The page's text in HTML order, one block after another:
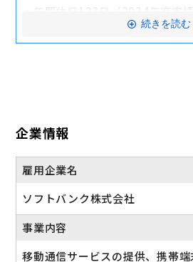
交通費全額支給
・年間休日123日（2024年度実績
・有給休暇：6か月勤務後11日付与
続きを読む
企業情報
雇用企業名
ソフトバンク株式会社
事業内容
移動通信サービスの提供、携帯